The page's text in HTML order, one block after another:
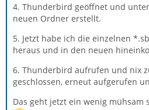
4. Thunderbird geöffnet und
neuen Ordner erstellt.
5. Jetzt habe ich die einzelnen
heraus und in den neuen
6. Thunderbird aufrufen und nix
geschlossen, erneut aufgerufen
Das geht jetzt ein wenig mühsam